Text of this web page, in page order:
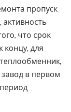
пропуск
активность
что срок
концу, для
в первом